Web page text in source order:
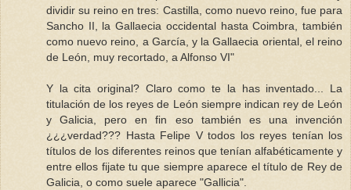
dividir su reino en tres: Castilla, como nuevo reino, fue para
Sancho II, la Gallaecia occidental hasta Coimbra, también
como nuevo reino, a García, y la Gallaecia oriental, el reino
de León, muy recortado, a Alfonso VI"
Y la cita original? Claro como te la has inventado... La
titulación de los reyes de León siempre indican rey de León
y Galicia, pero en fin eso también es una invención
¿¿¿verdad??? Hasta Felipe V todos los reyes tenían los
títulos de los diferentes reinos que tenían alfabéticamente y
entre ellos fijate tu que siempre aparece el título de Rey de
Galicia, o como suele aparece "Gallicia".